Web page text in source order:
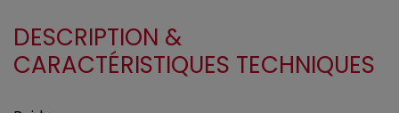
DESCRIPTION &
CARACTÉRISTIQUES TECHNIQUES